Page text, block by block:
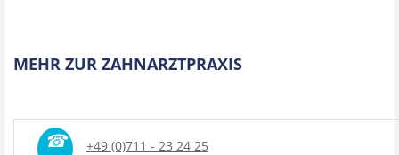
MEHR ZUR ZAHNARZTPRAXIS
☎ +49 (0)711 - 23 24 25